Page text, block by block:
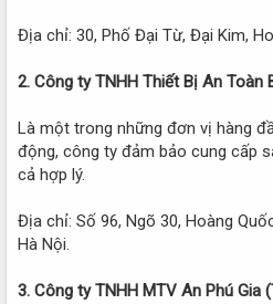
Địa chỉ: 30, Phố Đại Từ, Đại Kim,
2. Công ty TNHH Thiết Bị An Toàn
Là một trong những đơn vị hàng
động, công ty đảm bảo cung cấp
cả hợp lý.
Địa chỉ: Số 96, Ngõ 30, Hoàng
Hà Nội.
3. Công ty TNHH MTV An Phú Gia